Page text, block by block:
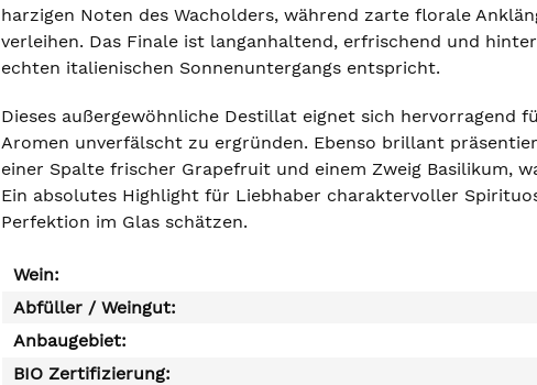
harzigen Noten des Wacholders, während zarte florale
verleihen. Das Finale ist langanhaltend, erfrischend und
echten italienischen Sonnenuntergangs entspricht.
Dieses außergewöhnliche Destillat eignet sich hervorragend
Aromen unverfälscht zu ergründen. Ebenso brillant
einer Spalte frischer Grapefruit und einem Zweig Basilikum,
Ein absolutes Highlight für Liebhaber charaktervoller
Perfektion im Glas schätzen.
Wein:
Abfüller / Weingut:
Anbaugebiet:
BIO Zertifizierung: